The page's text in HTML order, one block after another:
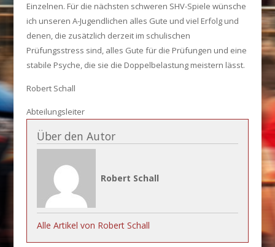
Einzelnen. Für die nächsten schweren SHV-Spiele wünsche
ich unseren A-Jugendlichen alles Gute und viel Erfolg und
denen, die zusätzlich derzeit im schulischen
Prüfungsstress sind, alles Gute für die Prüfungen und eine
stabile Psyche, die sie die Doppelbelastung meistern lässt.
Robert Schall
Abteilungsleiter
Über den Autor
Robert Schall
Alle Artikel von Robert Schall